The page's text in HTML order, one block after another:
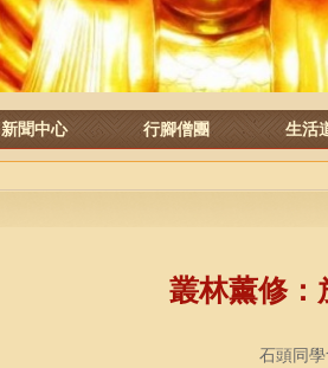
新聞中心 行腳僧團 生活
叢林薰修：
石頭同學